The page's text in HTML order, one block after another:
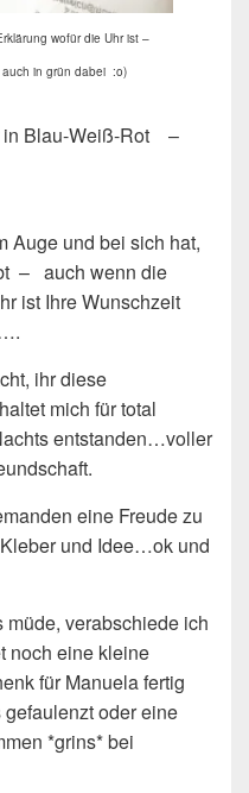
wofür die Uhr ist –
in grün dabei :o)
in Blau-Weiß-Rot –
Auge und bei sich hat,
– auch wenn die
ist Ihre Wunschzeit
ihr diese
mich für total
entstanden…voller
eine Freude zu
und Idee…ok und
verabschiede ich
noch eine kleine
für Manuela fertig
oder eine
*grins* bei